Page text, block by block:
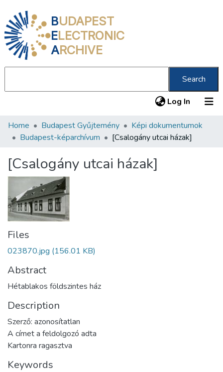
BUDAPEST
ELECTRONIC
ARCHIVE
Search
Log In (current)
Communities & Collections
Statistics
About us
Home Budapest Gyűjtemény
Képi dokumentumok
Budapest-képarchívum
[Csalogány utcai házak]
[Csalogány utcai házak]
Files
023870.jpg (156.01 KB)
Abstract
Hétablakos földszintes ház
Description
Szerző: azonosítatlan
A címet a feldolgozó adta
Kartonra ragasztva
Keywords